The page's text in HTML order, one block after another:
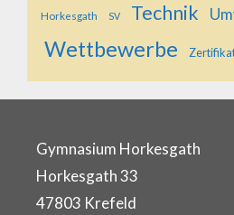
Horkesgath SV Technik
Wettbewerbe
Gymnasium Horkesgath
Horkesgath 33
47803 Krefeld